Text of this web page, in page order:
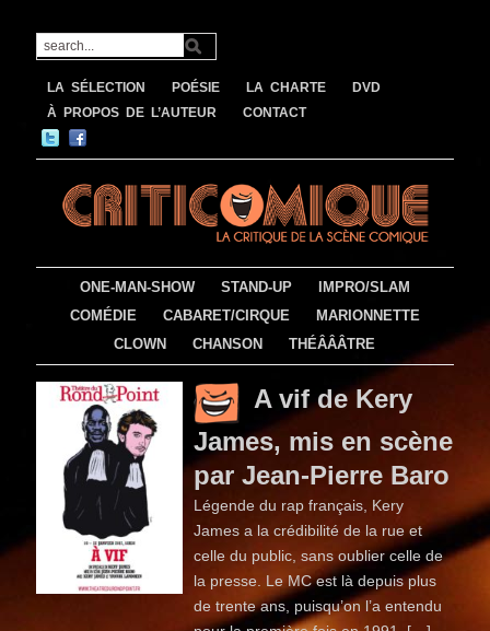
LA SÉLECTION POÉSIE LA CHARTE
DVD
À PROPOS DE L’AUTEUR
CONTACT
ONE-MAN-SHOW STAND-UP
IMPRO/SLAM
COMÉDIE
CABARET/CIRQUE
MARIONNETTE
CLOWN
CHANSON THÉÂÂÂTRE
A vif de Kery
James, mis en scène
par Jean-Pierre Baro
Légende du rap français, Kery
James a la crédibilité de la rue et
celle du public, sans oublier celle de
la presse. Le MC est là depuis plus
de trente ans, puisqu’on l’a entendu